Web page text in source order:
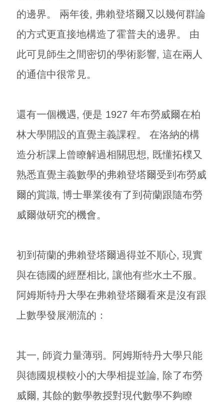
的邊界。 兩年後, 弗賴登塔爾又以幾何群論
的方式更直接地構造了霍普夫的邊界。 由
此可見師生之間密切的學術影響, 這在兩人
的通信中很常見。
還有一個機遇, 便是 1927 年布勞威爾在柏
林大學開設的直覺主義課程。 在洛納的構
造分析課上曾瞭解過相關思想, 既懂拓樸又
熟悉直覺主義數學的弗賴登塔爾受到布勞威
爾的賞識, 博士畢業後有了到荷蘭跟隨布勞
威爾做研究的機會。
初到荷蘭的弗賴登塔爾過得並不順心, 現實
與在德國的經歷相比, 讓他有些水土不服。
阿姆斯特丹大學在弗賴登塔爾看來是沒有跟
上數學發展潮流的：
其一, 師資力量薄弱。阿姆斯特丹大學只能
與德國規模較小的大學相提並論, 除了布勞
威爾, 其餘的數學教授對現代數學不夠瞭